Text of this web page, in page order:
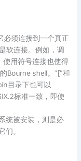
必须连接到一个真正
软连接。例如，调
用符号连接也使得
Bourne shell。“[”和
目录下也可以
标准一致，即使
统被安装，则是必
们。